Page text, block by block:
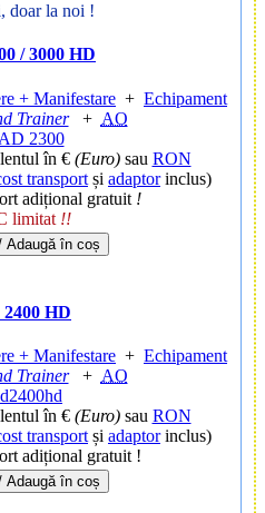
doar la noi !
/ 3000 HD
+ Manifestare + Echipament
Trainer+ AO
în € (Euro)sau RON
transport și adaptorinclus)
adițional gratuit !
limitat !!
Adaugă în coș
HD
+ Manifestare + Echipament
Trainer+ AO
în € (Euro)sau RON
transport și adaptorinclus)
adițional gratuit !
Adaugă în coș